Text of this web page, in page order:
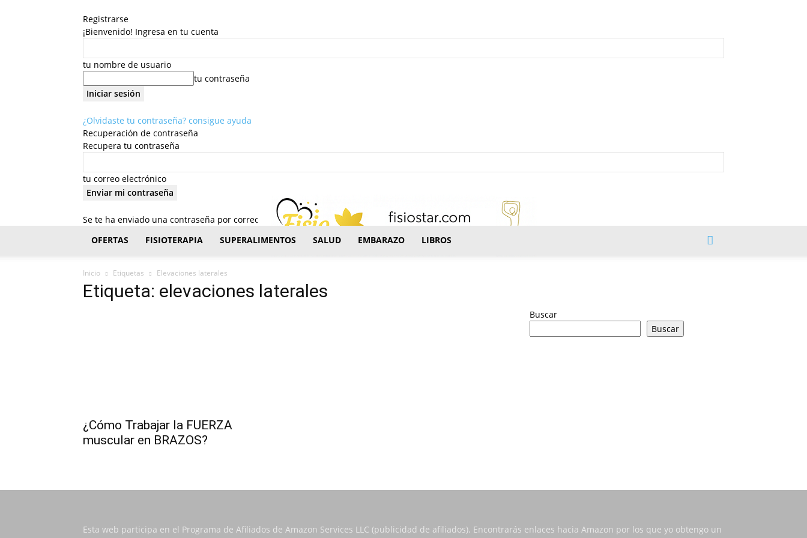
Registrarse
¡Bienvenido! Ingresa en tu cuenta
tu nombre de usuario
tu contraseña
¿Olvidaste tu contraseña? consigue ayuda
Recuperación de contraseña
Recupera tu contraseña
tu correo electrónico
Se te ha enviado una contraseña por correo electrónico.
OFERTAS FISIOTERAPIA SUPERALIMENTOS SALUD EMBARAZO LIBROS
Inicio Etiquetas Elevaciones laterales
Etiqueta: elevaciones laterales
¿Cómo Trabajar la FUERZA
muscular en BRAZOS?
Buscar
Buscar
Esta web participa en el Programa de Afiliados de Amazon Services LLC (publicidad de afiliados). Encontrarás enlaces hacia Amazon por los que yo obtengo un